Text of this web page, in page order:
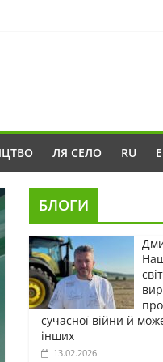
ЛЯ СЕЛО RU
БЛОГИ
сучасної війни й
інших
13.02.2026